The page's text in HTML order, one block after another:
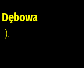
).